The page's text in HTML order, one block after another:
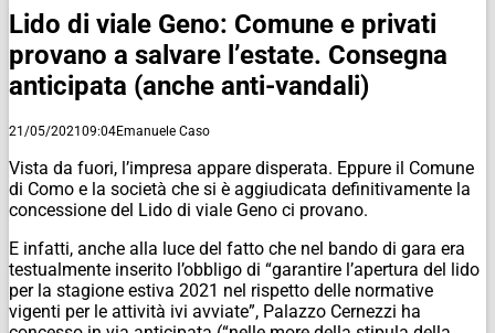
Lido di viale Geno: Comune e privati
provano a salvare l’estate. Consegna
anticipata (anche anti-vandali)
21/05/202109:04Emanuele Caso
Vista da fuori, l’impresa appare disperata. Eppure il Comune
di Como e la società che si è aggiudicata definitivamente la
concessione del Lido di viale Geno ci provano.
E infatti, anche alla luce del fatto che nel bando di gara era
testualmente inserito l’obbligo di “garantire l’apertura del lido
per la stagione estiva 2021 nel rispetto delle normative
vigenti per le attività ivi avviate”, Palazzo Cernezzi ha